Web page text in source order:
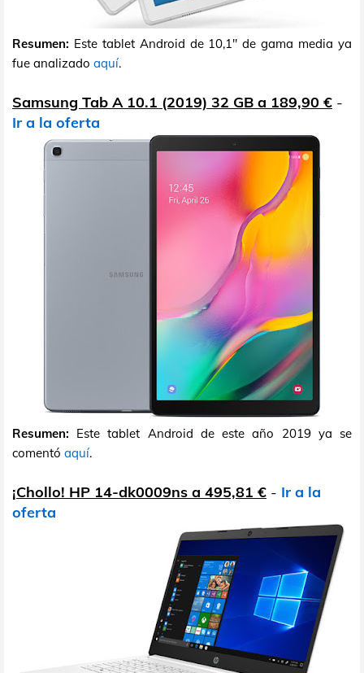
Resumen: Este tablet Android de 10,1" de gama media ya
fue analizado aquí.
Samsung Tab A 10.1 (2019) 32 GB a 189,90 € -
Ir a la oferta
Resumen: Este tablet Android de este año 2019 ya se
comentó aquí.
¡Chollo! HP 14-dk0009ns a 495,81 € - Ir a la
oferta